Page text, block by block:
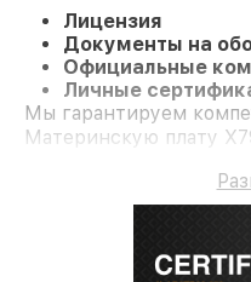
Лицензия
Документы на
Официальные
Личные
Мы гарантируем
Материнскую плату